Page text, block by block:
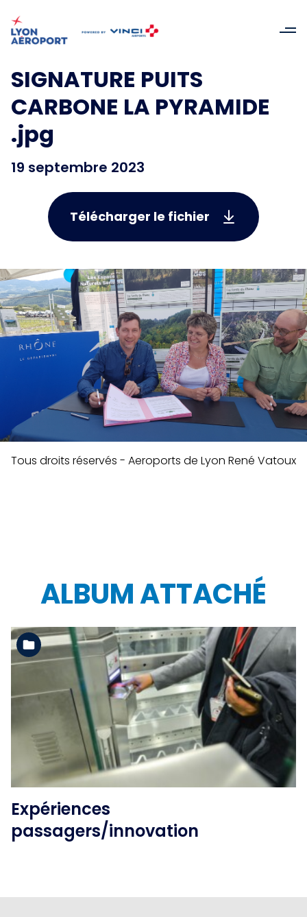
SIGNATURE PUITS
CARBONE LA PYRAMIDE
.jpg
19 septembre 2023
Télécharger le fichier
Tous droits réservés - Aeroports de Lyon René Vatoux
ALBUM ATTACHÉ
Voir l'album
Expériences
passagers/innovation